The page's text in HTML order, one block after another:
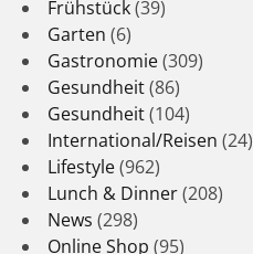
Frühstück(39)
Garten (6)
Gastronomie(309)
Gesundheit(86)
Gesundheit(104)
International/Reisen (24)
Lifestyle(962)
Lunch & Dinner(208)
News (298)
Online Shop (95)